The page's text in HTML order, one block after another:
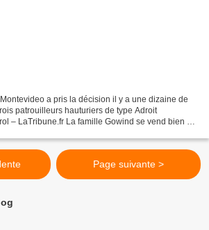
a pris la décision il y a une dizaine de
patrouilleurs hauturiers de type Adroit
– LaTribune.fr La famille Gowind se vend bien à
Page suivante >